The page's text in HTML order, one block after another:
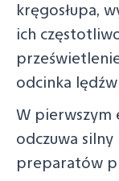
kręgosłupa,
ich
odcinka
W pierwszym
odczuwa
preparatów